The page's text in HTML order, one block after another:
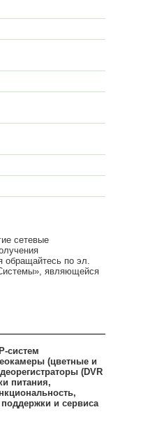
сетевые
обращайтесь по эл.
являющейся
систем
(цветные и
(DVR
питания,
и сервиса